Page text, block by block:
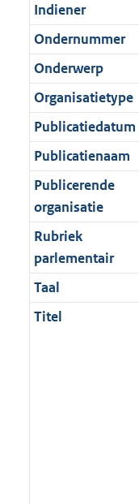
Indiener
Ondernummer
Onderwerp
Organisatietype
Publicatiedatum
Publicatienaam
Publicerende
organisatie
Rubriek
parlementair
Taal
Titel